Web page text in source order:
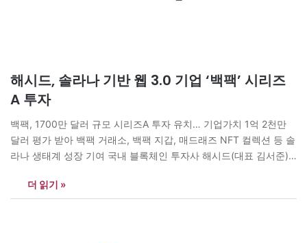
해시드, 솔라나 기반 웹 3.0 기업 ‘백팩’ 시리즈
A 투자
백팩, 1700만 달러 규모 시리즈A 투자 유치… 기업가치 1억 2천만
달러 평가 받아 백팩 거래소, 백팩 지갑, 매드래즈 NFT 컬렉션 등 솔
라나 생태계 성장 기여 국내 블록체인 투자사 해시드(대표 김서준)
테)의 시리즈 A 투자에 참여했다고 26일 밝혔다. 총 1700만 달러(한
화 약 230억 원)…
더 읽기 »